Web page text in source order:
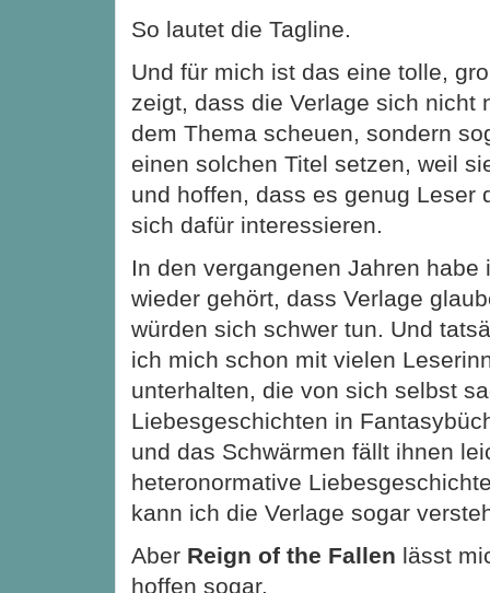
So lautet die Tagline.
Und für mich ist das eine tolle,
zeigt, dass die Verlage sich nicht
dem Thema scheuen, sondern
einen solchen Titel setzen, weil
und hoffen, dass es genug Leser
sich dafür interessieren.
In den vergangenen Jahren habe
wieder gehört, dass Verlage
würden sich schwer tun. Und
ich mich schon mit vielen
unterhalten, die von sich selbst
Liebesgeschichten in
und das Schwärmen fällt ihnen
heteronormative
kann ich die Verlage sogar
Aber Reign of the Fallen lässt
hoffen sogar.